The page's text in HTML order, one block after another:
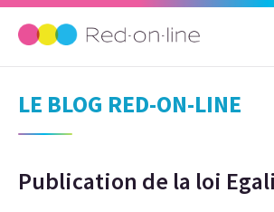
LE BLOG RED-ON-LINE
Publication de la loi